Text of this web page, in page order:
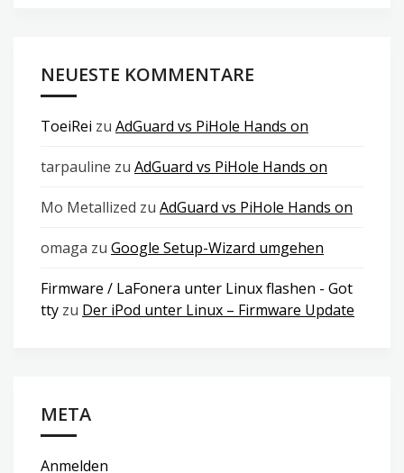
NEUESTE KOMMENTARE
ToeiRei zu AdGuard vs PiHole Hands on
tarpauline zu AdGuard vs PiHole Hands on
Mo Metallized zu AdGuard vs PiHole Hands on
omaga zu Google Setup-Wizard umgehen
Firmware / LaFonera unter Linux flashen - Got
tty zu Der iPod unter Linux – Firmware Update
META
Anmelden